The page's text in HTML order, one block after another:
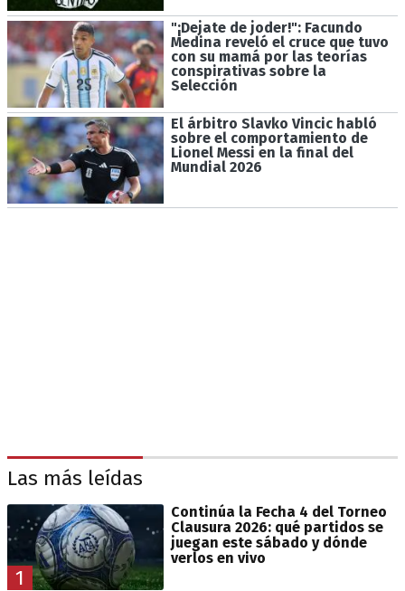
"¡Dejate de joder!": Facundo
Medina reveló el cruce que tuvo
con su mamá por las teorías
conspirativas sobre la
Selección
El árbitro Slavko Vincic habló
sobre el comportamiento de
Lionel Messi en la final del
Mundial 2026
Las más leídas
1
Continúa la Fecha 4 del Torneo
Clausura 2026: qué partidos se
juegan este sábado y dónde
verlos en vivo